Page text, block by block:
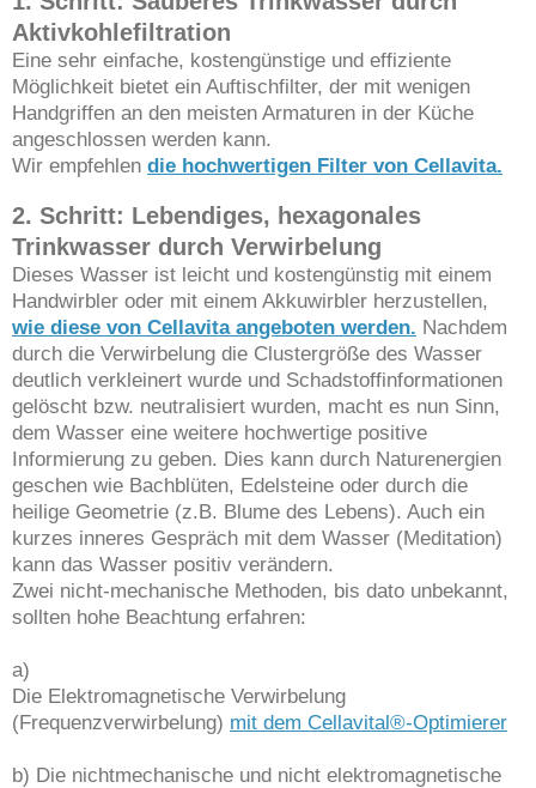
Aktivkohlefiltration
Eine sehr einfache, kostengünstige und effiziente
Möglichkeit bietet ein Auftischfilter, der mit wenigen
Handgriffen an den meisten Armaturen in der Küche
angeschlossen werden kann.
Wir empfehlen die hochwertigen Filter von Cellavita.
2. Schritt: Lebendiges, hexagonales
Trinkwasser durch Verwirbelung
Dieses Wasser ist leicht und kostengünstig mit einem
Handwirbler oder mit einem Akkuwirbler herzustellen,
wie diese von Cellavita angeboten werden. Nachdem
durch die Verwirbelung die Clustergröße des Wasser
deutlich verkleinert wurde und Schadstoffinformationen
gelöscht bzw. neutralisiert wurden, macht es nun Sinn,
dem Wasser eine weitere hochwertige positive
Informierung zu geben. Dies kann durch Naturenergien
geschen wie Bachblüten, Edelsteine oder durch die
heilige Geometrie (z.B. Blume des Lebens). Auch ein
kurzes inneres Gespräch mit dem Wasser (Meditation)
kann das Wasser positiv verändern.
Zwei nicht-mechanische Methoden, bis dato unbekannt,
sollten hohe Beachtung erfahren:
a)
Die Elektromagnetische Verwirbelung
(Frequenzverwirbelung) mit dem Cellavital®-Optimierer
b) Die nichtmechanische und nicht elektromagnetische